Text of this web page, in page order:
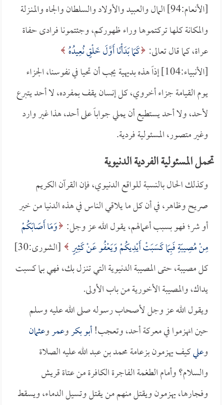
[الأنعام:94] المال والعبيد والأولاد والسلطان والجاه والمنـزلة
والمكانة كلها تركتموها وراء ظهوركم، وجئتمونا فرادى حفاة
عراة، كما قال تعالى: كَمَا بَدَأْنَا أَوَّلَ خَلْقٍ نُعِيدُهُ
[الأنبياء:104] إذاً هذه بديهية يجب أن تحيا في نفوسنا، الجزاء
يوم القيامة جزاء أخروي، كل إنسان يقف بمفرده، لا أحد يتبرع
لأحد، ولا أحد يستطيع أن يملي جواباً على أحد، هذا غير وارد
وغير متصور، المسئولية فردية.
تحمل المسئولية الفردية الدنيوية
وكذلك الحال بالنسبة للواقع الدنيوي، فإن القرآن الكريم
صريح وظاهر، في أن كل ما يلاقي الناس في هذه الدنيا من خير
أو شر؛ فهو بسبب أعمالهم، يقول الله عز وجل: وَمَا أَصَابَكُمْ
مِنْ مُصِيبَةٍ فَبِمَا كَسَبَتْ أَيْدِيكُمْ وَيَعْفُو عَنْ كَثِيرٍ
[الشورى:30]
كل مصيبة، حتى المصيبة الدنيوية التي تنـزل بك، فهي بما كسبت
يداك، والمصيبة الأخورية من باب الأولى.
ويقول الله عز وجل لأصحاب رسوله صلى الله عليه وسلم
حين انهزموا في معركة أحد، وتعجب!أبو بكروعمروعثمان
وعليكيف يهزمون بزعامة محمد بن عبد الله عليه الصلاة
والسلام؟ وأمام الطغمة الفاجرة الكافرة من عتاة قريش
وفجارها، يهزمون ويقتل منهم من يقتل وتسيل الدماء، ويسقط